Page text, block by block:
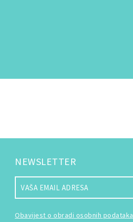
NEWSLETTER
Obavijest o obradi osobnih podataka